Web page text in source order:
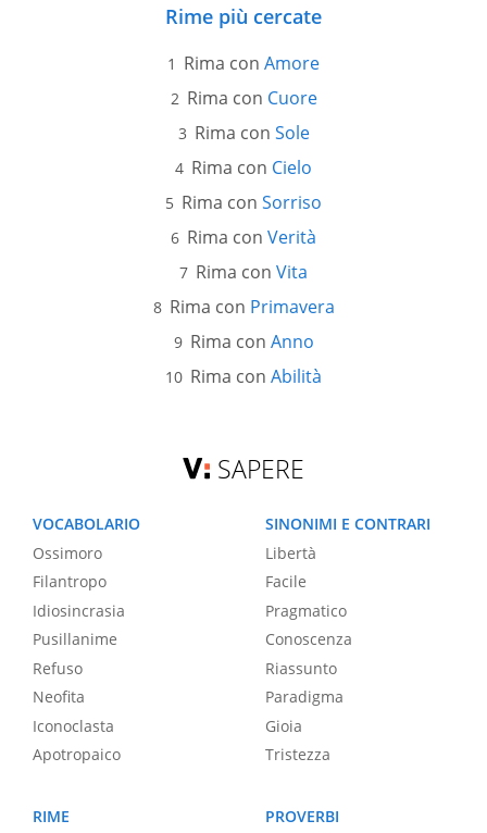
Rime più cercate
Rima con Amore
Rima con Cuore
Rima con Sole
Rima con Cielo
Rima con Sorriso
Rima con Verità
Rima con Vita
Rima con Primavera
Rima con Anno
Rima con Abilità
SAPERE
VOCABOLARIO
Ossimoro
Filantropo
Idiosincrasia
Pusillanime
Refuso
Neofita
Iconoclasta
Apotropaico
SINONIMI E CONTRARI
Libertà
Facile
Pragmatico
Conoscenza
Riassunto
Paradigma
Gioia
Tristezza
RIME
PROVERBI